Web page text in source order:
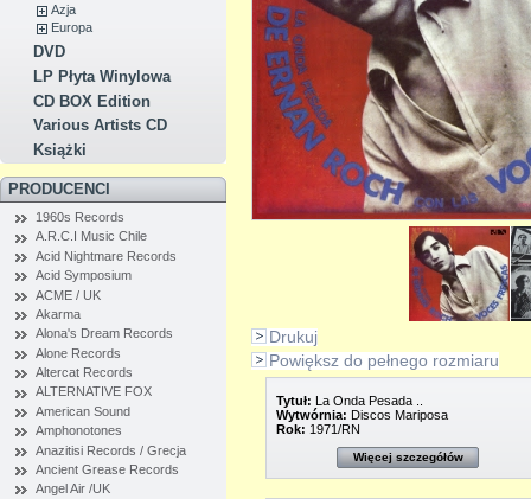
Azja
Europa
DVD
LP Płyta Winylowa
CD BOX Edition
Various Artists CD
Książki
PRODUCENCI
1960s Records
A.R.C.I Music Chile
Acid Nightmare Records
Acid Symposium
ACME / UK
Akarma
Alona's Dream Records
Alone Records
Altercat Records
ALTERNATIVE FOX
American Sound
Amphonotones
Anazitisi Records / Grecja
Ancient Grease Records
Angel Air /UK
Drukuj
Powiększ do pełnego rozmiaru
Tytuł: La Onda Pesada ..
Wytwórnia: Discos Mariposa
Rok: 1971/RN
Więcej szczegółów